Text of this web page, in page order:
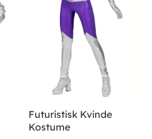
Futuristisk Kvinde
Kostume